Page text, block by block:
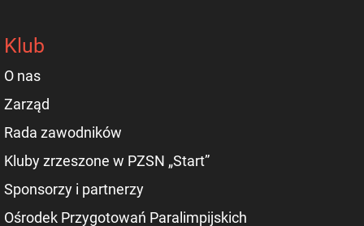
Klub
O nas
Zarząd
Rada zawodników
Kluby zrzeszone w PZSN „Start”
Sponsorzy i partnerzy
Ośrodek Przygotowań Paralimpijskich